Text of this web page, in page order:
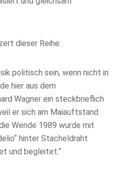
dieser Reihe:
politisch sein, wenn nicht in
hier aus dem
Wagner ein steckbrieflich
er sich am Maiauftstand
Wende 1989 wurde mit
hinter Stacheldraht
und begleitet.“